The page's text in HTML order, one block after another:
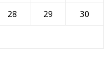
28 29
30